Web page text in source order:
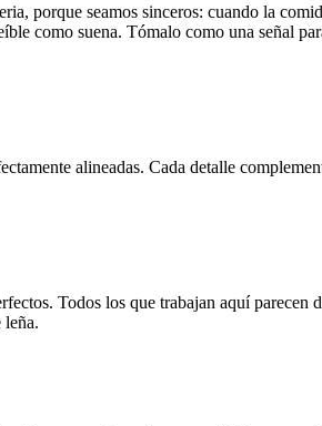
porque seamos sinceros: cuando la
como suena. Tómalo como una señal
alineadas. Cada detalle
Todos los que trabajan aquí
leña.